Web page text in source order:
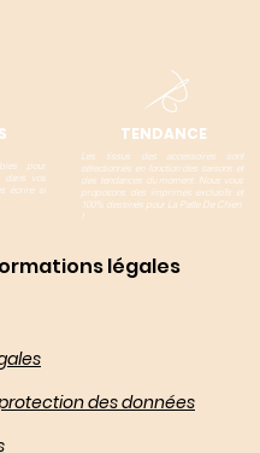
pour
vos
écrire si
TENDANCE
Les tissus des accessoires sont
sélectionnés en fonction des saisons et
des tendances du moment. Nous vous
proposons des imprimés exclusifs et
100% dessinés pour La Patte De Chien
!
légales
des données